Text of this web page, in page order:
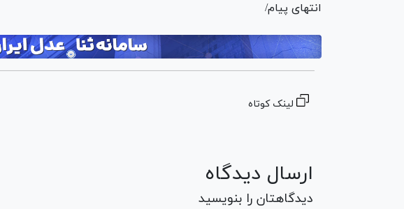
انتهای پیام/
لینک کوتاه
ارسال دیدگاه
دیدگاهتان را بنویسید